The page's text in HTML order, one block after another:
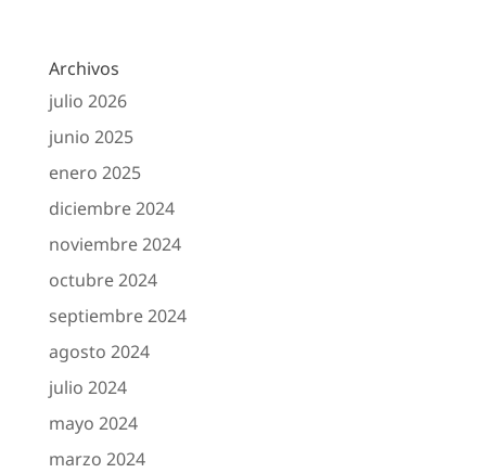
Archivos
julio 2026
junio 2025
enero 2025
diciembre 2024
noviembre 2024
octubre 2024
septiembre 2024
agosto 2024
julio 2024
mayo 2024
marzo 2024